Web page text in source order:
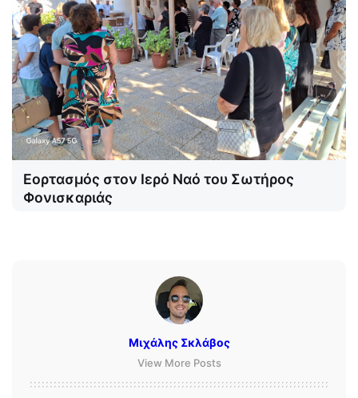
Εορτασμός στον Ιερό Ναό του Σωτήρος
Φονισκαριάς
Μιχάλης Σκλάβος
View More Posts